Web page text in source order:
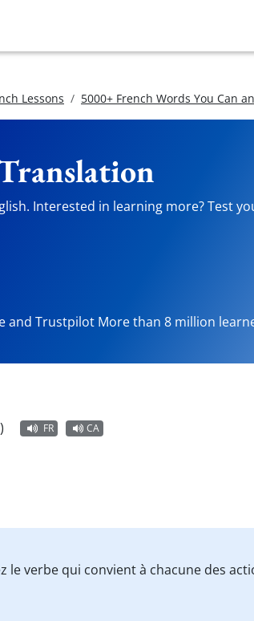
Lessons 5000+ French Words You Can
Interested in learning more? Test
and Trustpilot More than 8 million
FR CA
le verbe qui convient à chacune des